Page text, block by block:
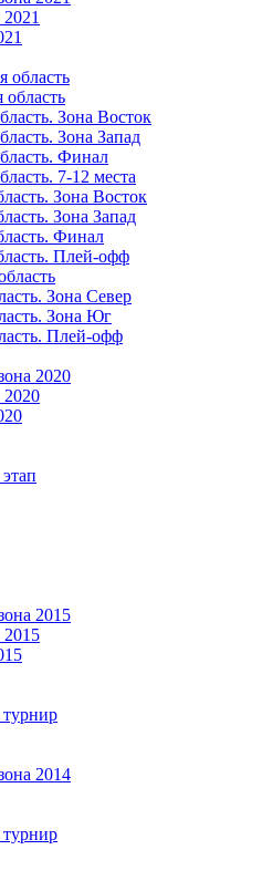
область
область
Зона Восток
Зона Запад
Финал
7-12 места
Зона Восток
Зона Запад
Финал
Плей-офф
Зона Север
Зона Юг
Плей-офф
2020
2020
2015
2015
2014